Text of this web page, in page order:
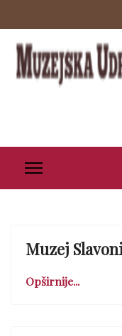
Muzej
Opširnije...